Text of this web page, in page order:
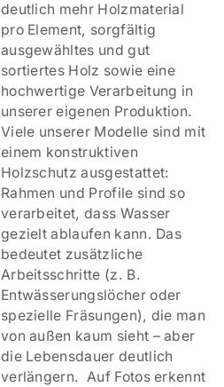
deutlich mehr Holzmaterial
pro Element, sorgfältig
ausgewähltes und gut
sortiertes Holz sowie eine
hochwertige Verarbeitung in
unserer eigenen Produktion.
Viele unserer Modelle sind mit
einem konstruktiven
Holzschutz ausgestattet:
Rahmen und Profile sind so
verarbeitet, dass Wasser
gezielt ablaufen kann. Das
bedeutet zusätzliche
Arbeitsschritte (z. B.
Entwässerungslöcher oder
spezielle Fräsungen), die man
von außen kaum sieht – aber
die Lebensdauer deutlich
verlängern. Auf Fotos erkennt